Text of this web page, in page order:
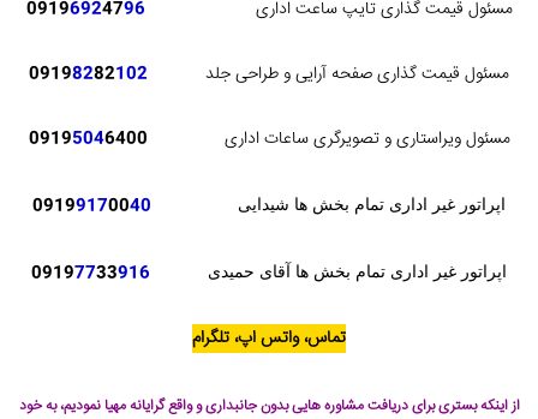
مسئول قیمت گذاری تایپ ساعت اداری 09196924796
مسئول قیمت گذاری صفحه آرایی و طراحی جلد 09198282102
مسئول ویراستاری و تصویرگری ساعات اداری 09195046400
اپراتور غیر اداری تمام بخش ها شیدایی 09199170040
اپراتور غیر اداری تمام بخش ها آقای حمیدی 09197733916
تماس، واتس اپ، تلگرام
از اینکه بستری برای دریافت مشاوره هایی بدون جانبداری و واقع گرایانه مهیا نمودیم، به خود